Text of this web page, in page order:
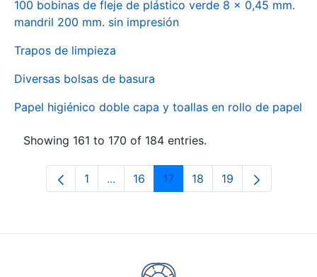
100 bobinas de fleje de plástico verde 8 x 0,45 mm.
mandril 200 mm. sin impresión
Trapos de limpieza
Diversas bolsas de basura
Papel higiénico doble capa y toallas en rollo de papel
Showing 161 to 170 of 184 entries.
Page
1 ...Intermediate Pages Use TAB to
Page
16 Page
17 Page
18 Page
19